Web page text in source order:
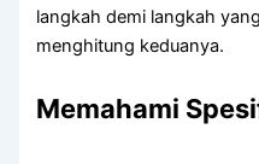
langkah demi langkah
menghitung keduanya.
Memahami